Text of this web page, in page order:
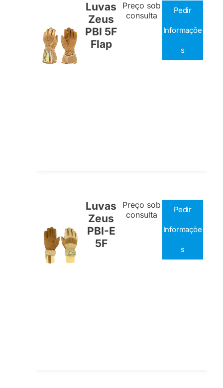
Luvas
Zeus
PBI 5F
Flap
Preço sob
consulta
Pedir
Informaçõe
s
Luvas
Zeus
PBI-E
5F
Preço sob
consulta
Pedir
Informaçõe
s